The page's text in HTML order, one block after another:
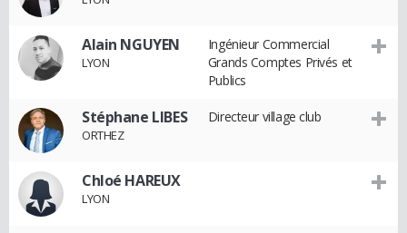
Alain NGUYEN
LYON
Ingénieur Commercial
Grands Comptes Privés et
Publics
Stéphane LIBES
ORTHEZ
Directeur village club
Chloé HAREUX
LYON